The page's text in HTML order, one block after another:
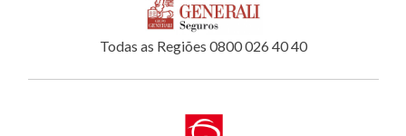
Todas as Regiões 0800 026 40 40